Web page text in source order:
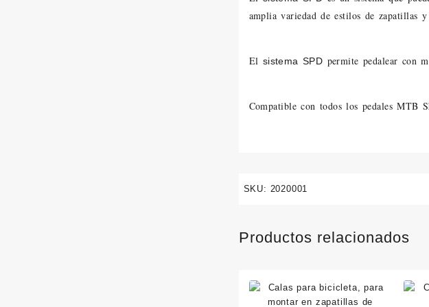
amplia variedad de estilos de zapatillas y
El sistema SPD permite pedalear con
Compatible con todos los pedales MTB
SKU: 2020001
Productos relacionados